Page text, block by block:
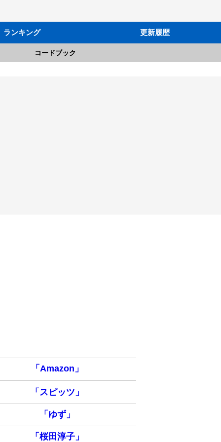
ランキング 更新履歴
コードブック
「Amazon」
「スピッツ」
「ゆず」
「桜田淳子」